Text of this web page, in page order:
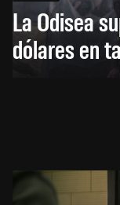
La Odisea
dólares en